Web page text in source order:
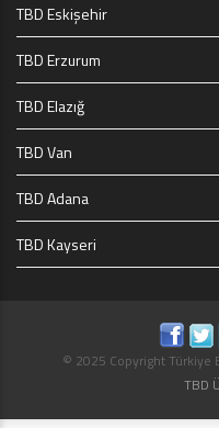
TBD Eskişehir
TBD Erzurum
TBD Elazığ
TBD Van
TBD Adana
TBD Kayseri
© 2025 Copyright Türkiye
TBD